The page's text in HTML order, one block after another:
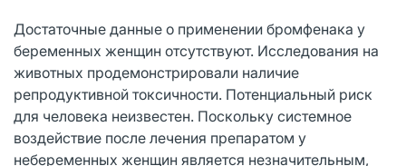
Достаточные данные о применении бромфенака у
беременных женщин отсутствуют. Исследования на
животных продемонстрировали наличие
репродуктивной токсичности. Потенциальный риск
для человека неизвестен. Поскольку системное
воздействие после лечения препаратом у
небеременных женщин является незначительным,